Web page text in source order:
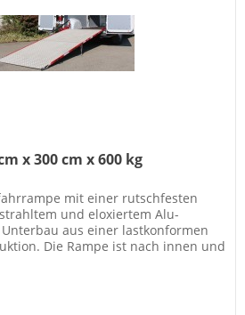
x 300 cm x 600 kg
mit einer rutschfesten
und eloxiertem Alu-
aus einer lastkonformen
Die Rampe ist nach innen und